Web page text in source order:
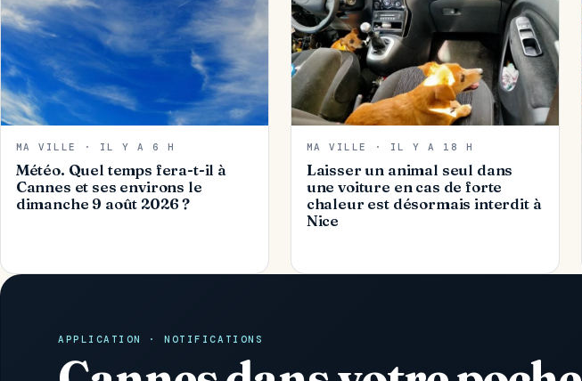
MA VILLE · IL Y A 6 H
Météo. Quel temps fera-t-il à
Cannes et ses environs le
dimanche 9 août 2026 ?
MA VILLE · IL Y A 18 H
Laisser un animal seul dans
une voiture en cas de forte
chaleur est désormais interdit à
Nice
APPLICATION · NOTIFICATIONS